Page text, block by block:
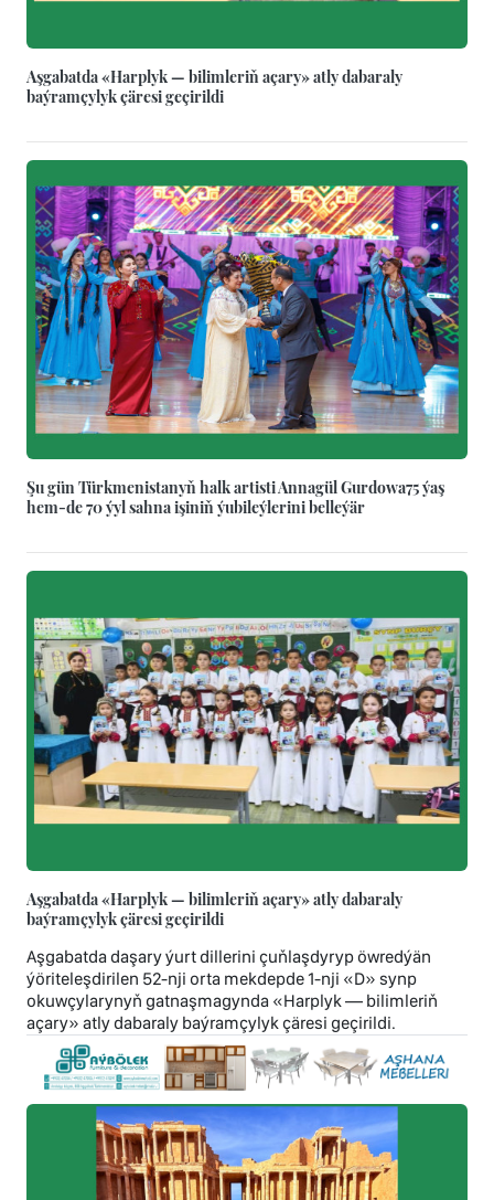
Aşgabatda «Harplyk — bilimleriň açary» atly dabaraly
baýramçylyk çäresi geçirildi
Şu gün Türkmenistanyň halk artisti Annagül Gurdowa75 ýaş
hem-de 70 ýyl sahna işiniň ýubileýlerini belleýär
Aşgabatda «Harplyk — bilimleriň açary» atly dabaraly
baýramçylyk çäresi geçirildi
Aşgabatda daşary ýurt dillerini çuňlaşdyryp öwredýän
ýöriteleşdirilen 52-nji orta mekdepde 1-nji «D» synp
okuwçylarynyň gatnaşmagynda «Harplyk — bilimleriň
açary» atly dabaraly baýramçylyk çäresi geçirildi.